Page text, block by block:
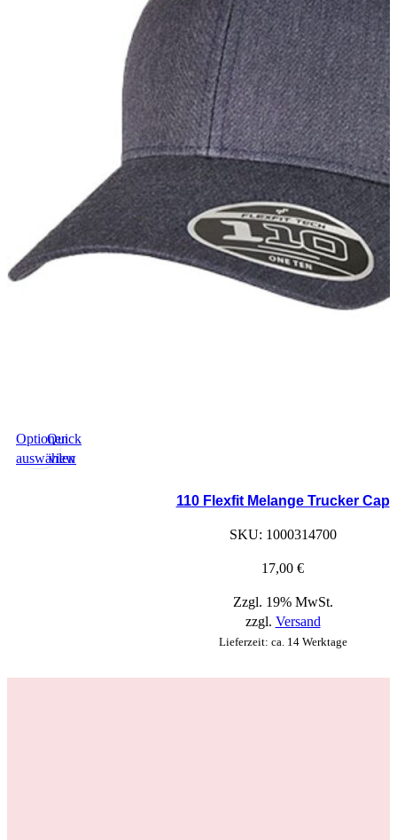
Optionen
auswählen
Quick
view
110 Flexfit Melange Trucker Cap
SKU: 1000314700
17,00 €
Zzgl. 19% MwSt.
zzgl. Versand
Lieferzeit: ca. 14 Werktage